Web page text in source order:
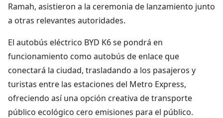
Ramah, asistieron a la ceremonia de lanzamiento junto
a otras relevantes autoridades.
El autobús eléctrico BYD K6 se pondrá en
funcionamiento como autobús de enlace que
conectará la ciudad, trasladando a los pasajeros y
turistas entre las estaciones del Metro Express,
ofreciendo así una opción creativa de transporte
público ecológico cero emisiones para el público.